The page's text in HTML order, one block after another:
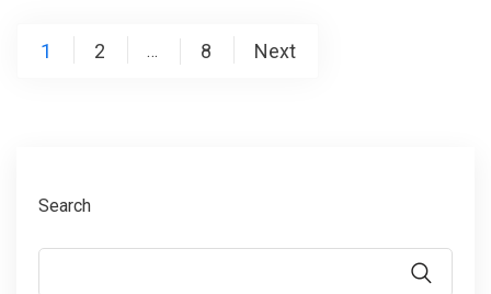
Posts
1 2 … 8 Next
Search